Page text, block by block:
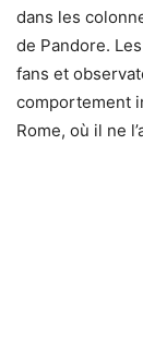
dans les
de Pandore.
fans et
comportement
Rome, où il ne